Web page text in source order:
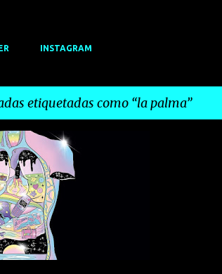
INSTAGRAM
etiquetadas como la palma
LOS VINAGRES